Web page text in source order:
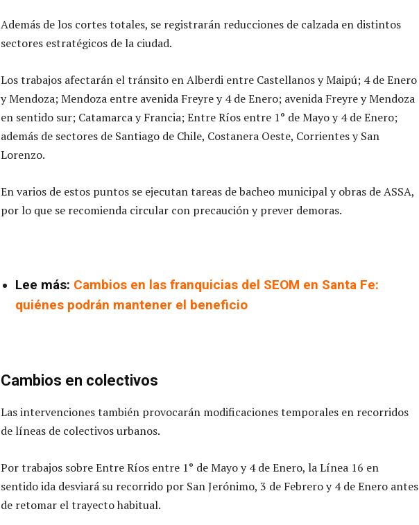
Además de los cortes totales, se registrarán reducciones de calzada en distintos
sectores estratégicos de la ciudad.
Los trabajos afectarán el tránsito en Alberdi entre Castellanos y Maipú; 4 de Enero
y Mendoza; Mendoza entre avenida Freyre y 4 de Enero; avenida Freyre y Mendoza
en sentido sur; Catamarca y Francia; Entre Ríos entre 1° de Mayo y 4 de Enero;
además de sectores de Santiago de Chile, Costanera Oeste, Corrientes y San
Lorenzo.
En varios de estos puntos se ejecutan tareas de bacheo municipal y obras de ASSA,
por lo que se recomienda circular con precaución y prever demoras.
Lee más: Cambios en las franquicias del SEOM en Santa Fe:
quiénes podrán mantener el beneficio
Cambios en colectivos
Las intervenciones también provocarán modificaciones temporales en recorridos
de líneas de colectivos urbanos.
Por trabajos sobre Entre Ríos entre 1° de Mayo y 4 de Enero, la Línea 16 en
sentido ida desviará su recorrido por San Jerónimo, 3 de Febrero y 4 de Enero antes
de retomar el trayecto habitual.